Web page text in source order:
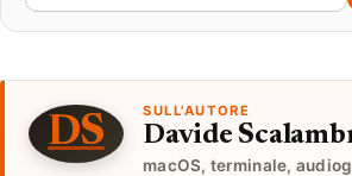
DS
SULL'AUTORE
Davide
macOS, terminale,